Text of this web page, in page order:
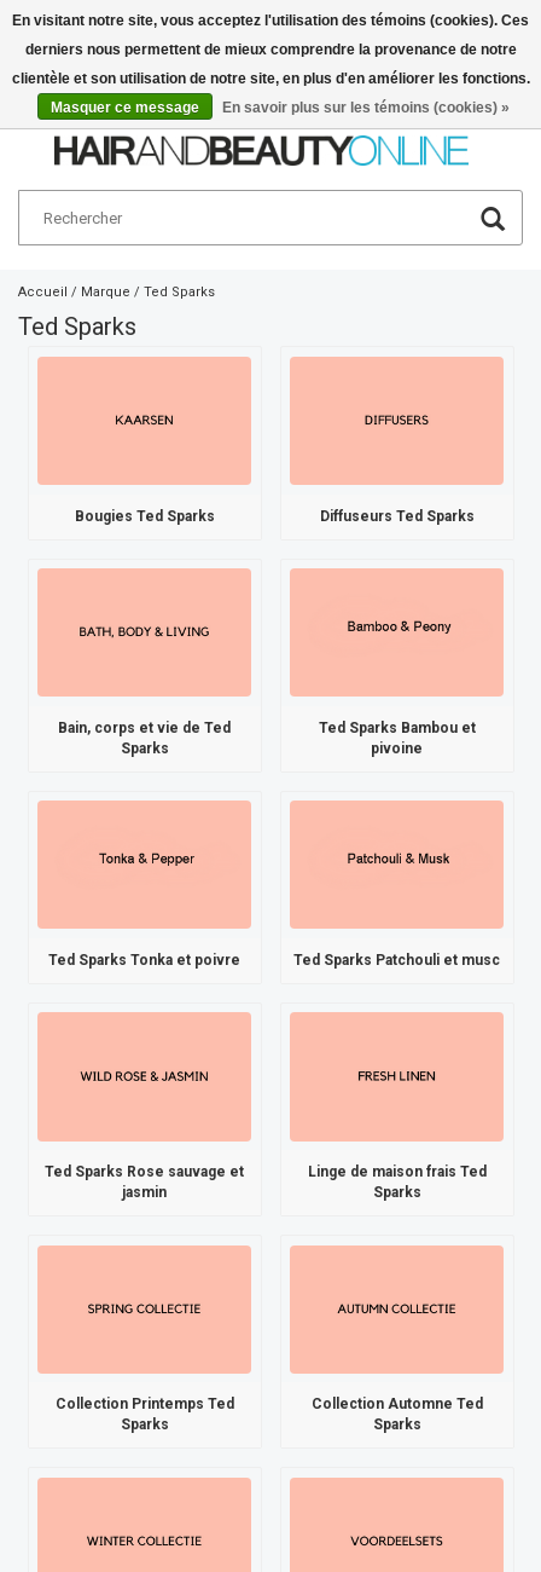
Français
Accueil / Marque / Ted Sparks
Ted Sparks
Bougies Ted Sparks Diffuseurs Ted Sparks
Bain, corps et vie de Ted
Sparks
Ted Sparks Bambou et
pivoine
Ted Sparks Tonka et poivre Ted Sparks Patchouli et musc
Ted Sparks Rose sauvage et
jasmin
Linge de maison frais Ted
Sparks
Collection Printemps Ted
Sparks
Collection Automne Ted
Sparks
En visitant notre site, vous acceptez l'utilisation des témoins (cookies). Ces
derniers nous permettent de mieux comprendre la provenance de notre
clientèle et son utilisation de notre site, en plus d'en améliorer les fonctions.
Masquer ce message
En savoir plus sur les témoins (cookies) »